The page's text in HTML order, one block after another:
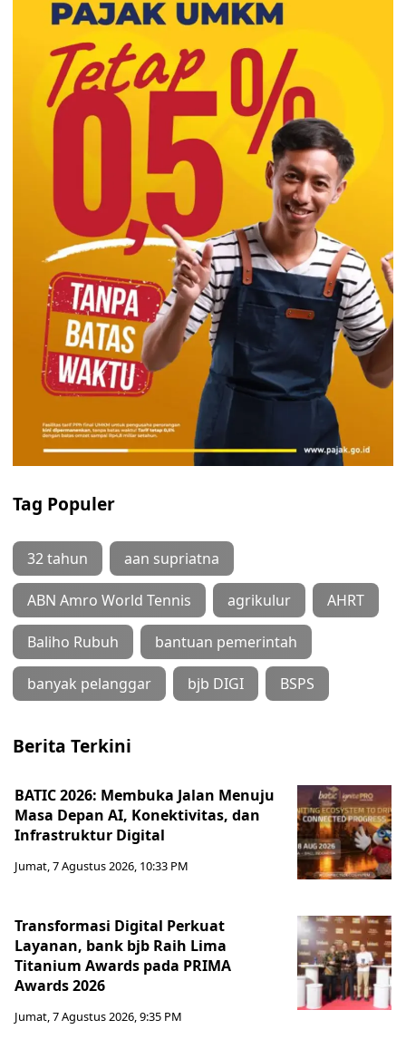
Tag Populer
32 tahun aan supriatna
ABN Amro World Tennis agrikulur AHRT
Baliho Rubuh bantuan pemerintah
banyak pelanggar bjb DIGI BSPS
Berita Terkini
BATIC 2026: Membuka Jalan Menuju
Masa Depan AI, Konektivitas, dan
Infrastruktur Digital
Jumat, 7 Agustus 2026, 10:33 PM
Transformasi Digital Perkuat
Layanan, bank bjb Raih Lima
Titanium Awards pada PRIMA
Awards 2026
Jumat, 7 Agustus 2026, 9:35 PM